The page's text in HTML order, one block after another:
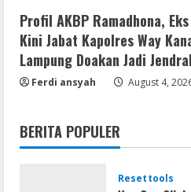
Profil AKBP Ramadhona,
Kini Jabat Kapolres Way
Lampung Doakan Jadi Jendral
Ferdi ansyah August 4,
BERITA POPULER
5 August 7,
1
Movies
Vertex Force
Resettools